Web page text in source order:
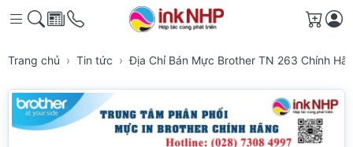
Giỏ
Trang chủ Tin tức Địa Chỉ Bán Mực Brother TN 263 Chính